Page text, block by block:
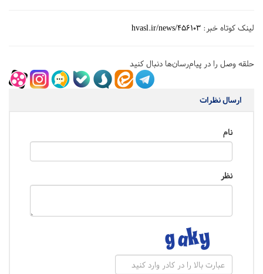
لینک کوتاه خبر: hvasl.ir/news/456103
حلقه وصل را در پیام‌رسان‌ها دنبال کنید
ارسال نظرات
نام
نظر